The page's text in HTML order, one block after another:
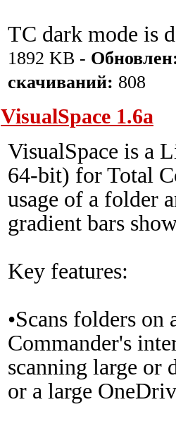
TC dark mode is
1892 KB -
скачиваний: 808
VisualSpace 1.6a
VisualSpace is a
64-bit) for Total
usage of a folder
gradient bars
Key features:
•Scans folders on
Commander's
scanning large or
or a large